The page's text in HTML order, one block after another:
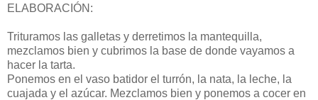
ELABORACIÓN:
Trituramos las galletas y derretimos la mantequilla,
mezclamos bien y cubrimos la base de donde vayamos a
hacer la tarta.
Ponemos en el vaso batidor el turrón, la nata, la leche, la
cuajada y el azúcar. Mezclamos bien y ponemos a cocer en